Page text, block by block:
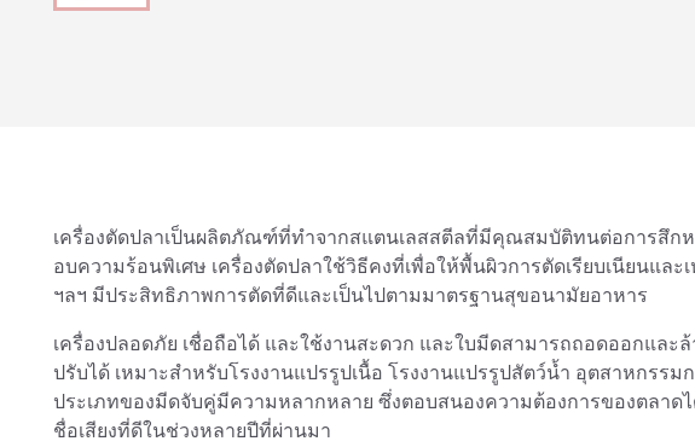
เครื่องตัดปลาเป็นผลิตภัณฑ์ที่ทำจากสแตนเลสสตีลที่มีคุณสมบัติทนต่อการสึก
อบความร้อนพิเศษ เครื่องตัดปลาใช้วิธีคงที่เพื่อให้พื้นผิวการตัดเรียบเนียนแ
ฯลฯ มีประสิทธิภาพการตัดที่ดีและเป็นไปตามมาตรฐานสุขอนามัยอาหาร
เครื่องปลอดภัย เชื่อถือได้ และใช้งานสะดวก และใบมีดสามารถถอดออกและ
ปรับได้ เหมาะสำหรับโรงงานแปรรูปเนื้อ โรงงานแปรรูปสัตว์น้ำ อุตสาหกรร
ประเภทของมีดจับคู่มีความหลากหลาย ซึ่งตอบสนองความต้องการของตลาด
ชื่อเสียงที่ดีในช่วงหลายปีที่ผ่านมา